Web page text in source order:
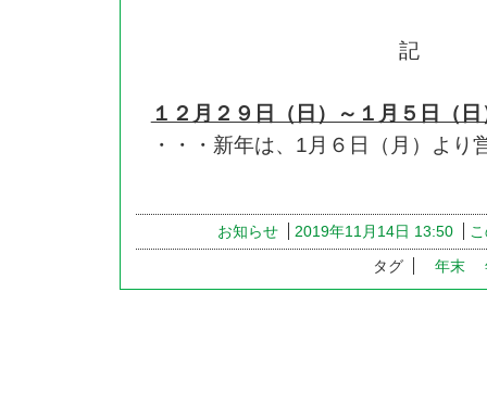
記
１２月２９日（日）～１月５日（
・・・新年は、1月６日（月）より
お知らせ 2019年11月14日 13:50
タグ
年末